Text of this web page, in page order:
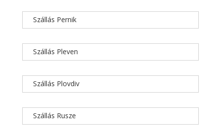
Szállás Pernik
Szállás Pleven
Szállás Plovdiv
Szállás Rusze